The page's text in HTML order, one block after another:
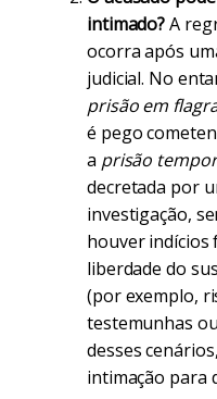
intimado?A
ocorra após
judicial. No
prisão em
é pego
a prisão
decretada por
investigação,
houver indícios
liberdade do
(por exemplo,
testemunhas
desses
intimação para